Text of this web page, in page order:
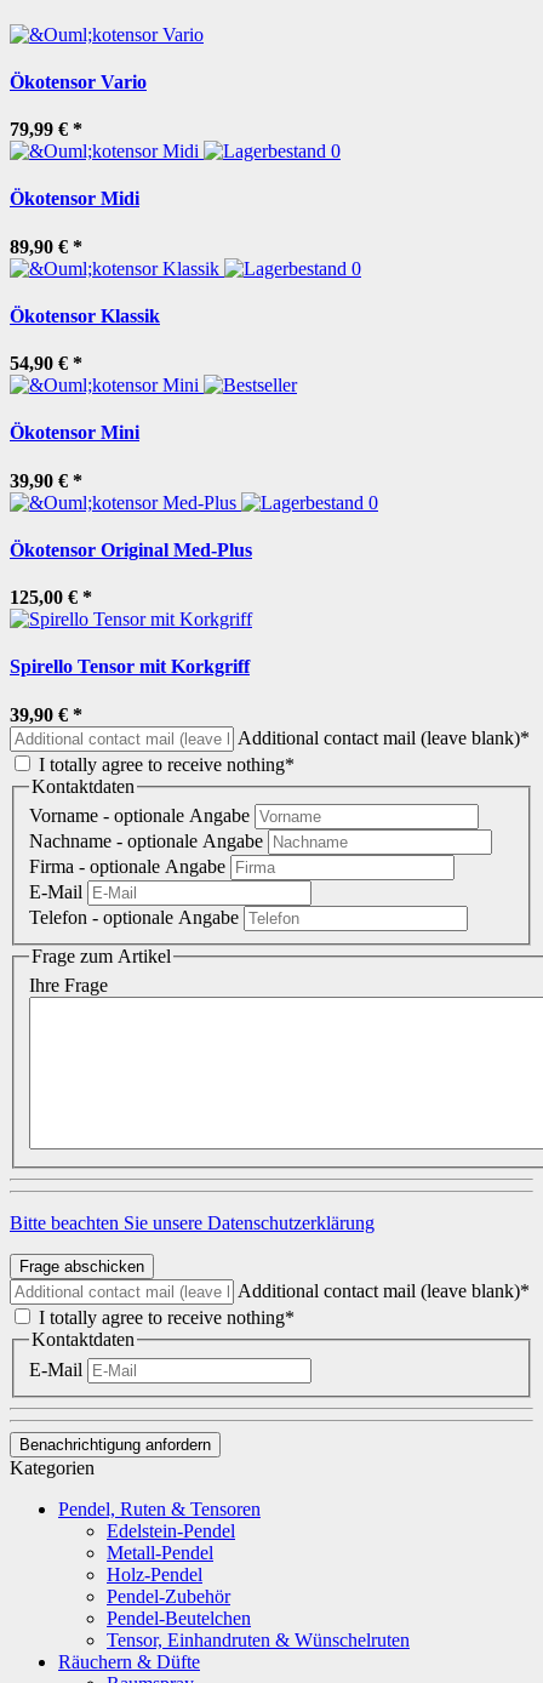
Ökotensor Vario
79,99 € *
Ökotensor Midi
89,90 € *
Ökotensor Klassik
54,90 € *
Ökotensor Mini
39,90 € *
Ökotensor Original Med-Plus
125,00 € *
Spirello Tensor mit Korkgriff
39,90 € *
Additional contact mail (leave blank)*
I totally agree to receive nothing*
Kontaktdaten
Vorname - optionale Angabe
Nachname - optionale Angabe
Firma - optionale Angabe
E-Mail
Telefon - optionale Angabe
Frage zum Artikel
Ihre Frage
Bitte beachten Sie unsere Datenschutzerklärung
Frage abschicken
Additional contact mail (leave blank)*
I totally agree to receive nothing*
Kontaktdaten
E-Mail
Benachrichtigung anfordern
Kategorien
Pendel, Ruten & Tensoren
Edelstein-Pendel
Metall-Pendel
Holz-Pendel
Pendel-Zubehör
Pendel-Beutelchen
Tensor, Einhandruten & Wünschelruten
Räuchern & Düfte